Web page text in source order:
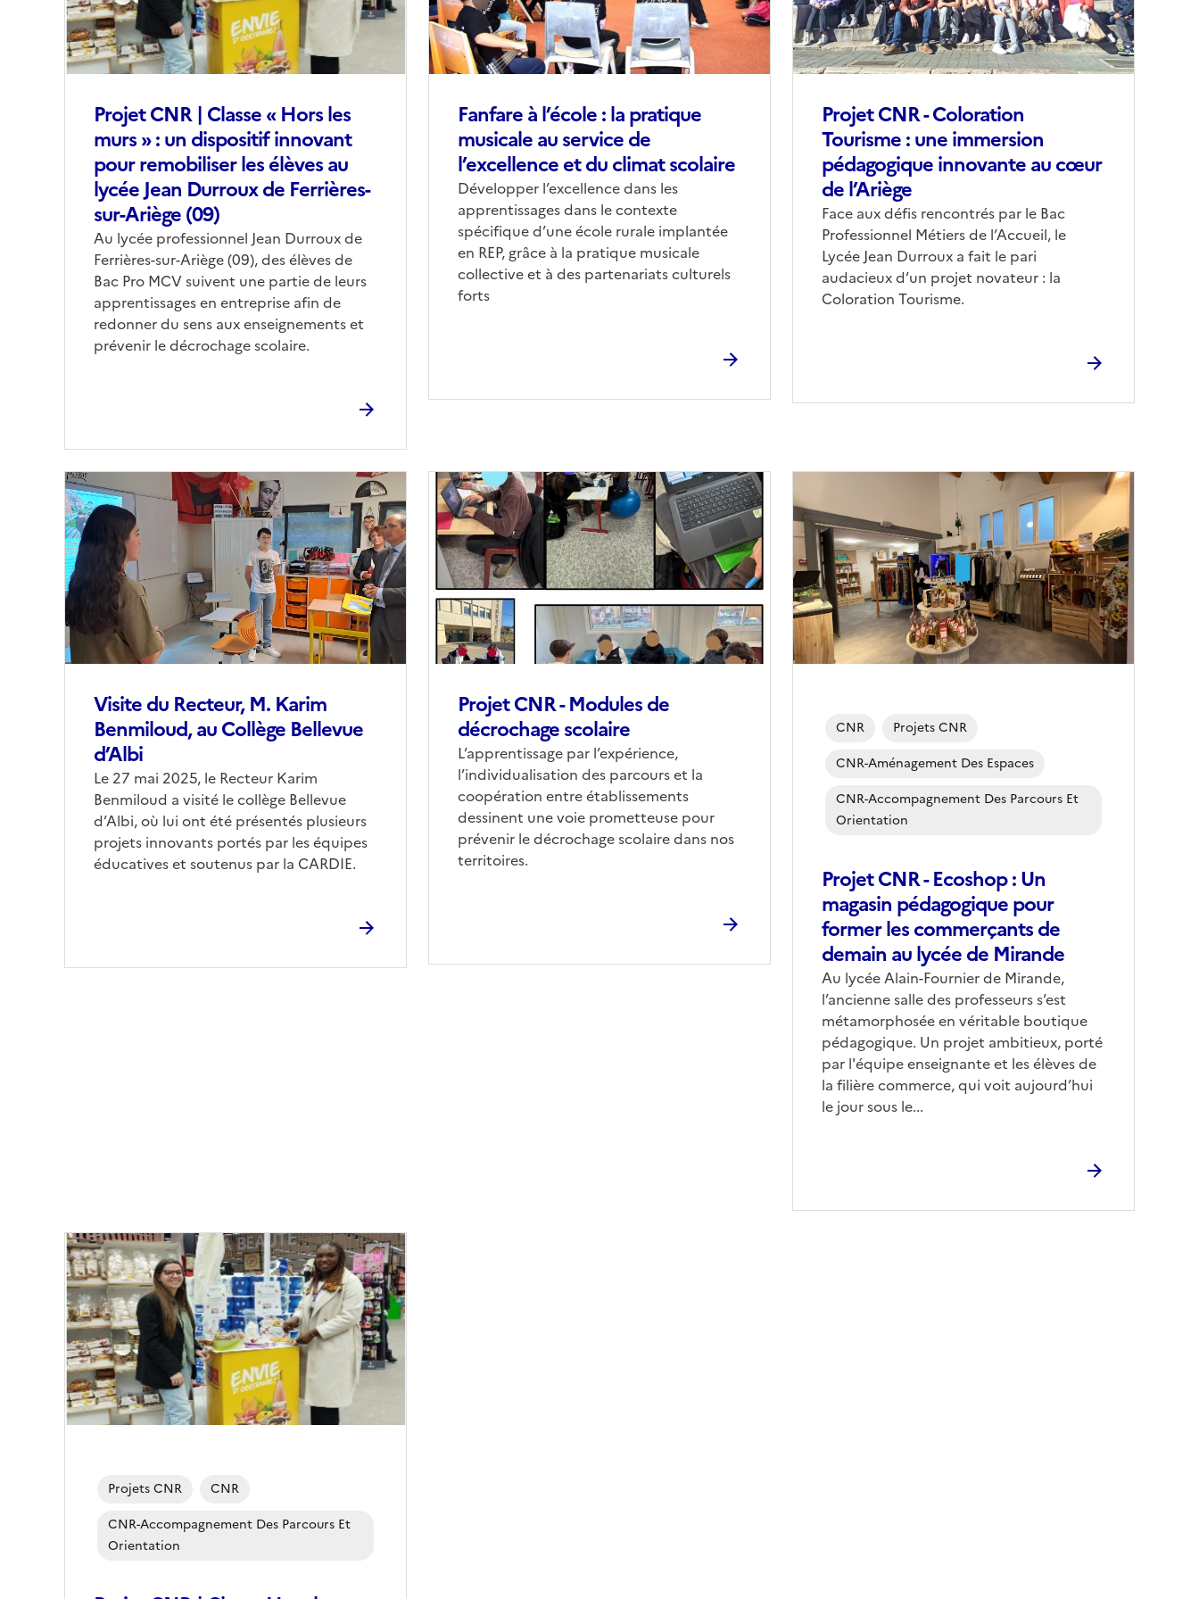
Projet CNR | Classe « Hors les
murs » : un dispositif innovant
pour remobiliser les élèves au
lycée Jean Durroux de Ferrières-
sur-Ariège (09)
Corps
Au lycée professionnel Jean Durroux de
Ferrières-sur-Ariège (09), des élèves de
Bac Pro MCV suivent une partie de leurs
apprentissages en entreprise afin de
redonner du sens aux enseignements et
prévenir le décrochage scolaire.
Fanfare à l’école : la pratique
musicale au service de
l’excellence et du climat scolaire
Corps
Développer l’excellence dans les
apprentissages dans le contexte
spécifique d’une école rurale implantée
en REP, grâce à la pratique musicale
collective et à des partenariats culturels
forts
Projet CNR - Coloration
Tourisme : une immersion
pédagogique innovante au cœur
de l’Ariège
Corps
Face aux défis rencontrés par le Bac
Professionnel Métiers de l’Accueil, le
Lycée Jean Durroux a fait le pari
audacieux d’un projet novateur : la
Coloration Tourisme.
Visite du Recteur, M. Karim
Benmiloud, au Collège Bellevue
d’Albi
Corps
Le 27 mai 2025, le Recteur Karim
Benmiloud a visité le collège Bellevue
d’Albi, où lui ont été présentés plusieurs
projets innovants portés par les équipes
éducatives et soutenus par la CARDIE.
Image
de
couverture
(conseillée)
Projet CNR - Modules de
décrochage scolaire
Corps
L’apprentissage par l’expérience,
l’individualisation des parcours et la
coopération entre établissements
dessinent une voie prometteuse pour
prévenir le décrochage scolaire dans nos
territoires.
Image
de
couverture
(conseillée)
Projet CNR - Ecoshop : Un
magasin pédagogique pour
former les commerçants de
demain au lycée de Mirande
Corps
Au lycée Alain-Fournier de Mirande,
l’ancienne salle des professeurs s’est
métamorphosée en véritable boutique
pédagogique. Un projet ambitieux, porté
par l'équipe enseignante et les élèves de
la filière commerce, qui voit aujourd’hui
le jour sous le...
CNR
Projets CNR
CNR-Aménagement Des Espaces
CNR-Accompagnement Des Parcours Et
Orientation
de
couverture
(conseillée)
Projets CNR
CNR
CNR-Accompagnement Des Parcours Et
Orientation
Image
de
couverture
(conseillée)